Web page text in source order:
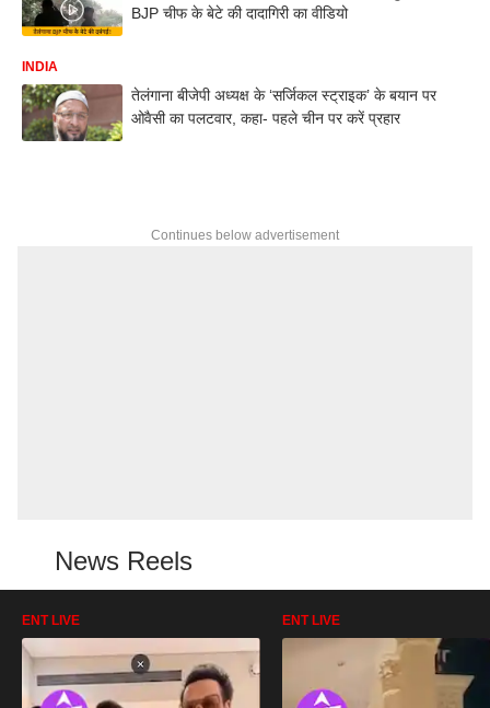
BJP चीफ के बेटे की दादागिरी का वीडियो
INDIA
तेलंगाना बीजेपी अध्यक्ष के ‘सर्जिकल स्ट्राइक’ के बयान पर
ओवैसी का पलटवार, कहा- पहले चीन पर करें प्रहार
Continues below advertisement
News Reels
ENT LIVE ENT LIVE